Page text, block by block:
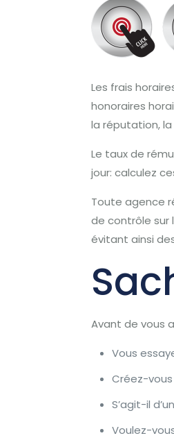
Les frais
honoraires
la réputation,
Le taux de
jour: calculez
Toute agence
de contrôle sur
évitant ainsi
Avant de vous
Vous
Créez-
S’agit-il
Voulez-